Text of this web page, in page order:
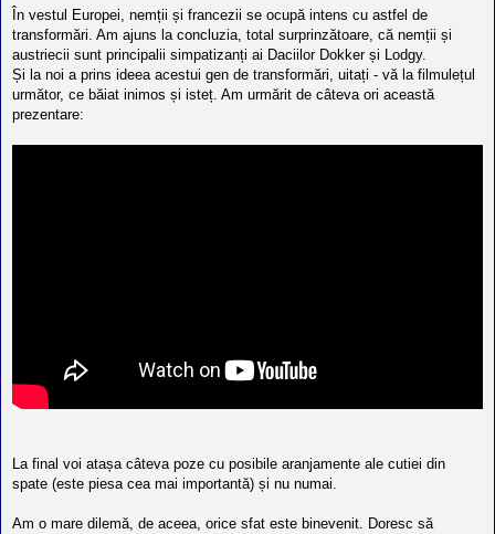
În vestul Europei, nemții și francezii se ocupă intens cu astfel de
transformări. Am ajuns la concluzia, total surprinzătoare, că nemții și
austriecii sunt principalii simpatizanți ai Daciilor Dokker și Lodgy.
Și la noi a prins ideea acestui gen de transformări, uitați - vă la filmulețul
următor, ce băiat inimos și isteț. Am urmărit de câteva ori această
prezentare:
La final voi atașa câteva poze cu posibile aranjamente ale cutiei din
spate (este piesa cea mai importantă) și nu numai.
Am o mare dilemă, de aceea, orice sfat este binevenit. Doresc să